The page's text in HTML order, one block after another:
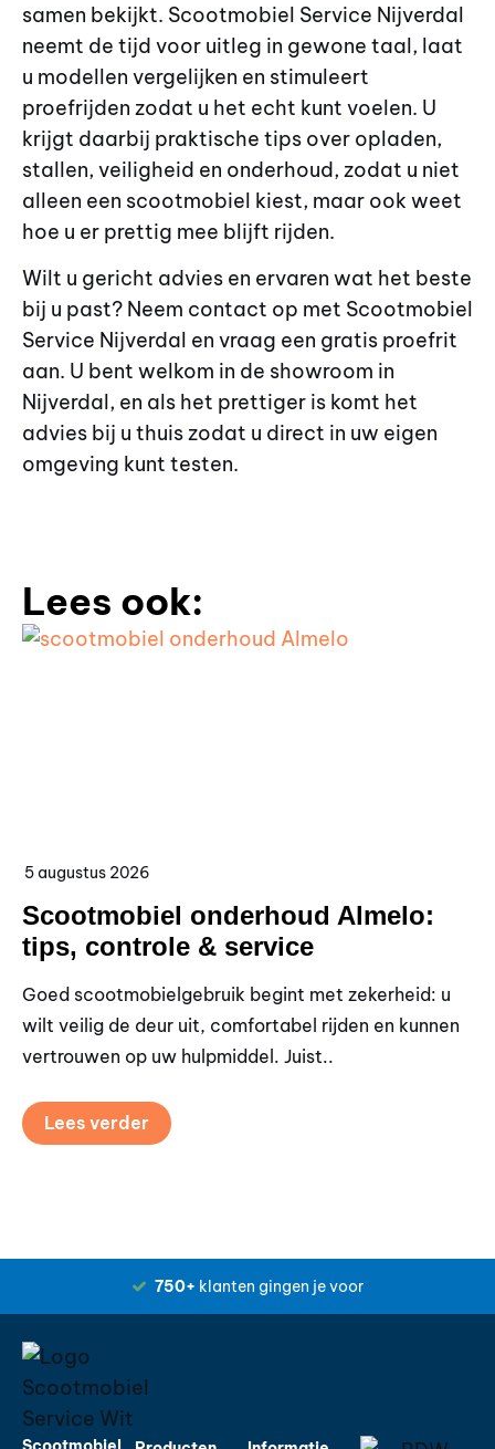
samen bekijkt. Scootmobiel Service Nijverdal
neemt de tijd voor uitleg in gewone taal, laat
u modellen vergelijken en stimuleert
proefrijden zodat u het echt kunt voelen. U
krijgt daarbij praktische tips over opladen,
stallen, veiligheid en onderhoud, zodat u niet
alleen een scootmobiel kiest, maar ook weet
hoe u er prettig mee blijft rijden.
Wilt u gericht advies en ervaren wat het beste
bij u past? Neem contact op met Scootmobiel
Service Nijverdal en vraag een gratis proefrit
aan. U bent welkom in de showroom in
Nijverdal, en als het prettiger is komt het
advies bij u thuis zodat u direct in uw eigen
omgeving kunt testen.
Lees ook:
5 augustus 2026
Scootmobiel onderhoud Almelo:
tips, controle & service
Goed scootmobielgebruik begint met zekerheid: u
wilt veilig de deur uit, comfortabel rijden en kunnen
vertrouwen op uw hulpmiddel. Juist..
Lees verder
750+ klanten gingen je voor